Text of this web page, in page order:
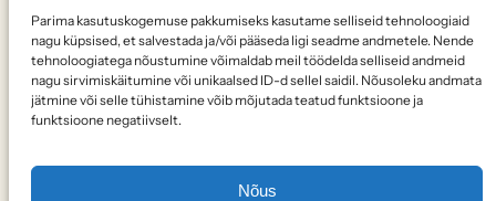
Parima kasutuskogemuse pakkumiseks kasutame selliseid tehnoloogiaid
nagu küpsised, et salvestada ja/või pääseda ligi seadme andmetele. Nende
tehnoloogiatega nõustumine võimaldab meil töödelda selliseid andmeid
nagu sirvimiskäitumine või unikaalsed ID-d sellel saidil. Nõusoleku andmata
jätmine või selle tühistamine võib mõjutada teatud funktsioone ja
funktsioone negatiivselt.
Nõus
Soovid meiega koostööd teha või meile tööle tulla?
Kirjuta:elvo@vanamaja.ee
Jälgi meid